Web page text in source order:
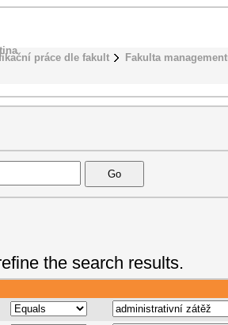
práce dle fakult
Fakulta
the search results.